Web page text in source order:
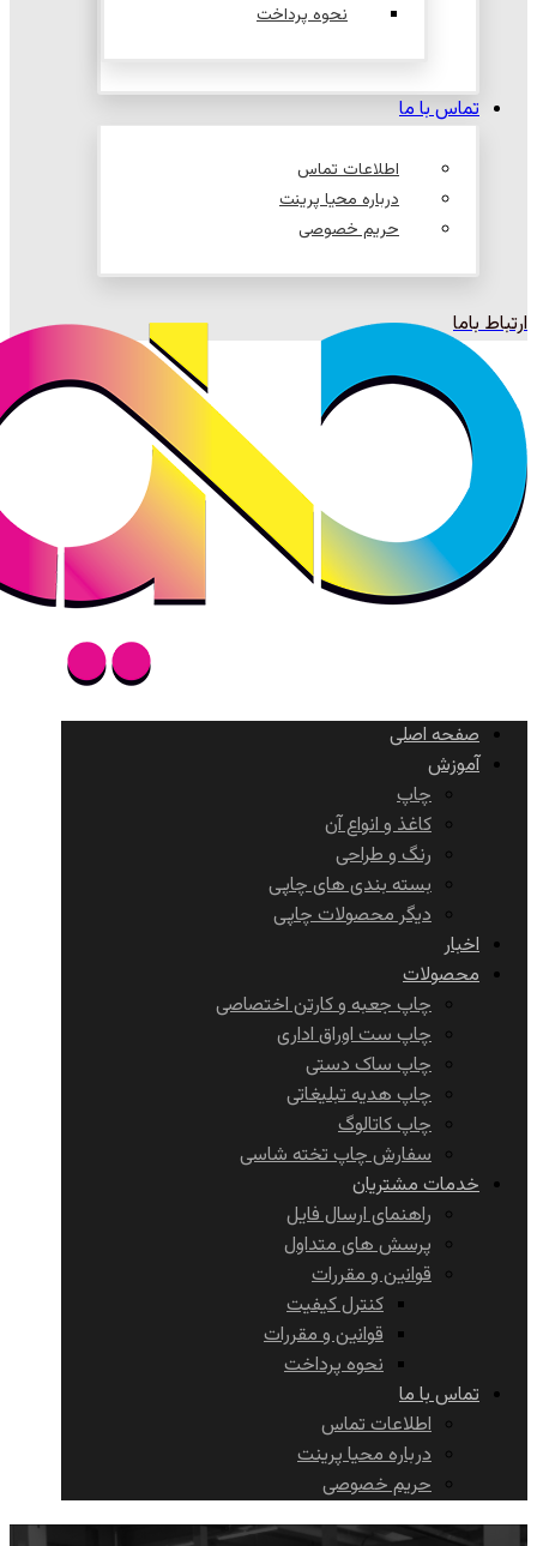
نحوه پرداخت
تماس با ما
اطلاعات تماس
درباره محیا پرینت
حریم خصوصی
ارتباط باما
صفحه اصلی
آموزش
چاپ
کاغذ و انواع آن
رنگ و طراحی
بسته بندی های چاپی
دیگر محصولات چاپی
اخبار
محصولات
چاپ جعبه و کارتن اختصاصی
چاپ ست اوراق اداری
چاپ ساک دستی
چاپ هدیه تبلیغاتی
چاپ کاتالوگ
سفارش چاپ تخته شاسی
خدمات مشتریان
راهنمای ارسال فایل
پرسش های متداول
قوانین و مقررات
کنترل کیفیت
قوانین و مقررات
نحوه پرداخت
تماس با ما
اطلاعات تماس
درباره محیا پرینت
حریم خصوصی